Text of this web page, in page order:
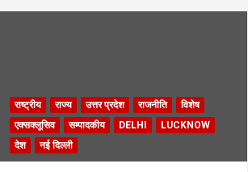
राष्ट्रीय राज्य उत्तर प्रदेश राजनीति
विशेष
एक्सक्लूसिव
सम्पादकीय DELHI
LUCKNOW
देश
नई दिल्ली